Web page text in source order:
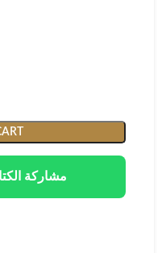
📤 مشاركة